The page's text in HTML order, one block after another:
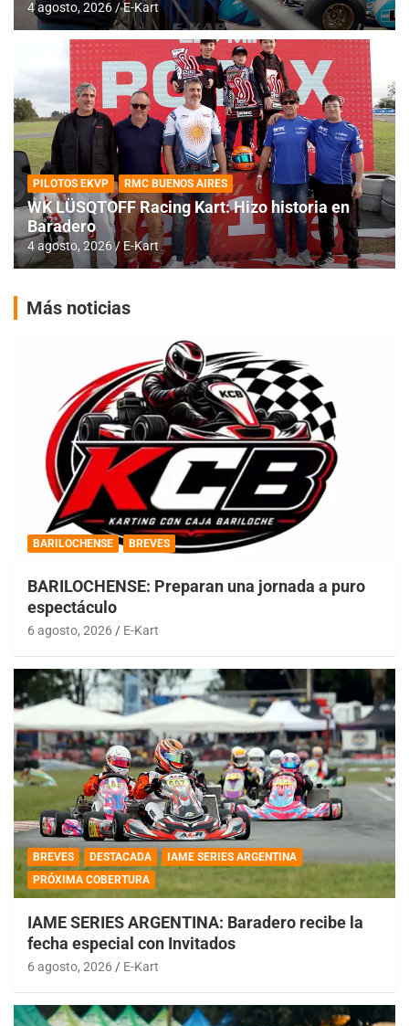
4 agosto, 2026 E-Kart
PILOTOS EKVP RMC BUENOS AIRES
WK LÜSQTOFF Racing Kart: Hizo historia en
Baradero
4 agosto, 2026 E-Kart
Más noticias
BARILOCHENSE BREVES
BARILOCHENSE: Preparan una jornada a puro
espectáculo
6 agosto, 2026 E-Kart
BREVES DESTACADA
IAME SERIES ARGENTINA
PRÓXIMA COBERTURA
IAME SERIES ARGENTINA: Baradero recibe la
fecha especial con Invitados
6 agosto, 2026 E-Kart